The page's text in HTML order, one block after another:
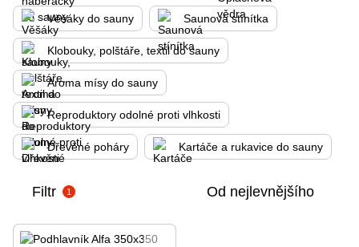
Věšáky do sauny Saunová stínítka
Klobouky, polštáře, textil do sauny
Aroma mísy do sauny
Reproduktory odolné proti vlhkosti
Dřevěné poháry Kartáče a rukavice do sauny
Filtr 1 Od nejlevnějšího